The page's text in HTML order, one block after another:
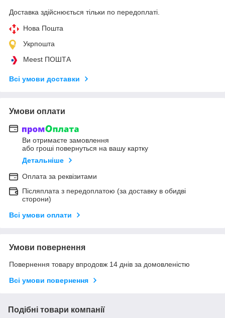
Доставка здійснюється тільки по передоплаті.
Нова Пошта
Укрпошта
Meest ПОШТА
Всі умови доставки
Умови оплати
Ви отримаєте замовлення
або гроші повернуться на вашу картку
Детальніше
Оплата за реквізитами
Післяплата з передоплатою (за доставку в обидві
сторони)
Всі умови оплати
Умови повернення
Повернення товару впродовж 14 днів за домовленістю
Всі умови повернення
Подібні товари компанії